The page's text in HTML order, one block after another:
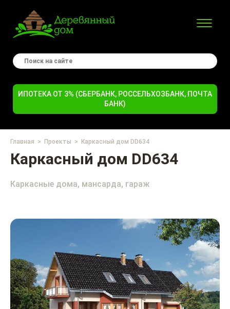
ИПОТЕКА ОТ 3% (СБЕРБАНК, РОССЕЛЬХОЗБАНК, ПОЧТА
БАНК)
Главная Проекты Каркасный дом DD634
Каркасный дом DD634
Каркасные дома, мансарда, гараж